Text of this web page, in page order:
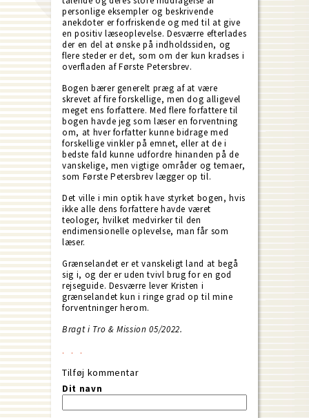
personlige eksempler og beskrivende
anekdoter er forfriskende og med til at give
en positiv læseoplevelse. Desværre efterlades
der en del at ønske på indholdssiden, og
flere steder er det, som om der kun kradses i
overfladen af Første Petersbrev.
Bogen bærer generelt præg af at være
skrevet af fire forskellige, men dog alligevel
meget ens forfattere. Med flere forfattere til
bogen havde jeg som læser en forventning
om, at hver forfatter kunne bidrage med
forskellige vinkler på emnet, eller at de i
bedste fald kunne udfordre hinanden på de
vanskelige, men vigtige områder og temaer,
som Første Petersbrev lægger op til.
Det ville i min optik have styrket bogen, hvis
ikke alle dens forfattere havde været
teologer, hvilket medvirker til den
endimensionelle oplevelse, man får som
læser.
Grænselandet er et vanskeligt land at begå
sig i, og der er uden tvivl brug for en god
rejseguide. Desværre lever Kristen i
grænselandet kun i ringe grad op til mine
forventninger herom.
Bragt i Tro & Mission 05/2022.
Tilføj kommentar
Dit navn